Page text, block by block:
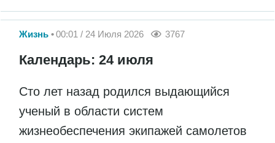
Жизнь 00:01 / 24 Июля 2026 3767
Календарь: 24 июля
Сто лет назад родился выдающийся
ученый в области систем
жизнеобеспечения экипажей самолетов